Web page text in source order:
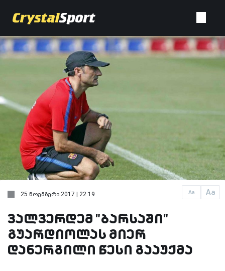
Aa Aa
25 ნოემბერი 2017 | 22:19
ვალვერდემ "ბარსაში"
გუარდიოლას მიერ
დანერგილი წესი გააუქმა